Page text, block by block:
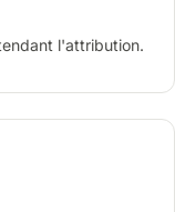
l'attribution.